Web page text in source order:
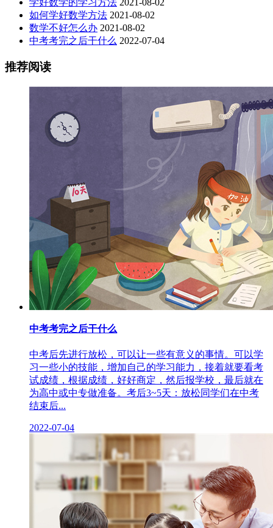
学好数学的学习方法 2021-08-02
如何学好数学方法 2021-08-02
数学不好怎么办 2021-08-02
中考考完之后干什么 2022-07-04
推荐阅读
中考考完之后干什么
中考后先进行放松，可以让一些有意义的事情。可以学
习一些小的技能，增加自己的学习能力，接着就要看考
试成绩，根据成绩，好好商定，然后报学校，最后就在
为高中或中专做准备。考后3~5天：放松同学们在中考
结束后...
2022-07-04